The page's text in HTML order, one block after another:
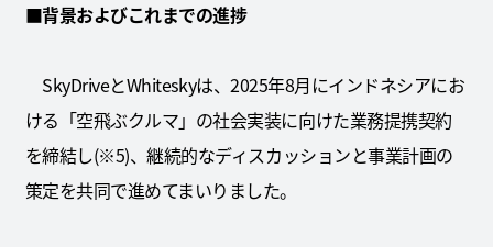
■背景およびこれまでの進捗
SkyDriveとWhiteskyは、2025年8月にインドネシアにお
ける「空飛ぶクルマ」の社会実装に向けた業務提携契約
を締結し(※5)、継続的なディスカッションと事業計画の
策定を共同で進めてまいりました。